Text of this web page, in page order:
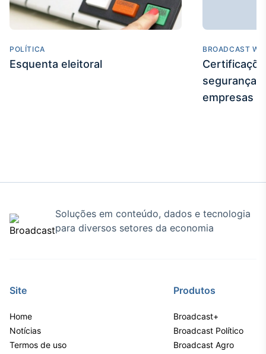
POLÍTICA
Esquenta eleitoral
BROADCAST
segurança
empresas
Soluções em conteúdo, dados e tecnologia
para diversos setores da economia
Site
Home
Notícias
Termos de uso
Produtos
Broadcast+
Broadcast Político
Broadcast Agro